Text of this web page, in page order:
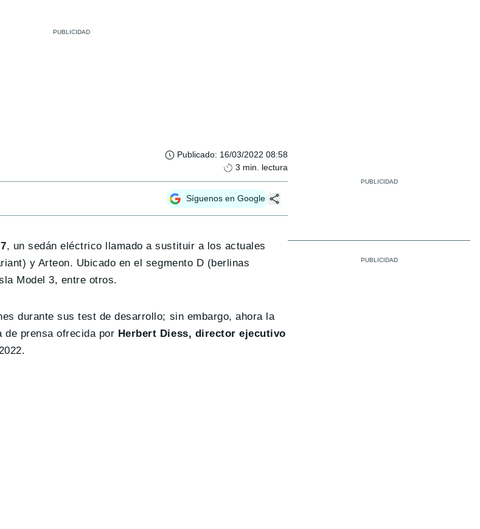
Publicado: 16/03/2022 08:58
3 min. lectura
Síguenos en Google
, un sedán eléctrico llamado a sustituir a los actuales
y Arteon. Ubicado en el segmento D (berlinas
Model 3, entre otros.
durante sus test de desarrollo; sin embargo, ahora la
de prensa ofrecida por Herbert Diess, director ejecutivo